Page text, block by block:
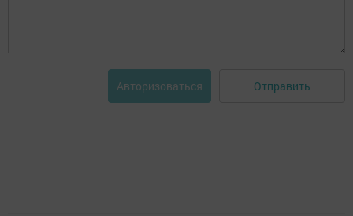
Авторизоваться Отправить